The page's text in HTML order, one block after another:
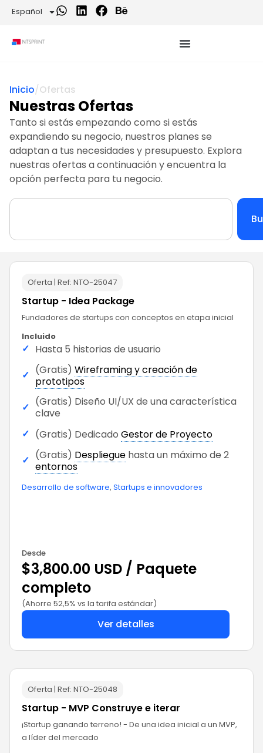
Español
Inicio/Ofertas
Nuestras Ofertas
Tanto si estás empezando como si estás
expandiendo su negocio, nuestros planes se
adaptan a tus necesidades y presupuesto. Explora
nuestras ofertas a continuación y encuentra la
opción perfecta para tu negocio.
Oferta | Ref: NTO-25047
Startup - Idea Package
Fundadores de startups con conceptos en etapa inicial
Incluido
✓ Hasta 5 historias de usuario
✓ (Gratis) Wireframing y creación de
prototipos
✓ (Gratis) Diseño UI/UX de una característica
clave
✓ (Gratis) Dedicado Gestor de Proyecto
✓ (Gratis) Despliegue hasta un máximo de 2
entornos
Desarrollo de software, Startups e innovadores
Desde
$3,800.00 USD / Paquete
completo
(Ahorre 52,5% vs la tarifa estándar)
Ver detalles
Oferta | Ref: NTO-25048
Startup - MVP Construye e iterar
¡Startup ganando terreno! - De una idea inicial a un MVP,
a líder del mercado